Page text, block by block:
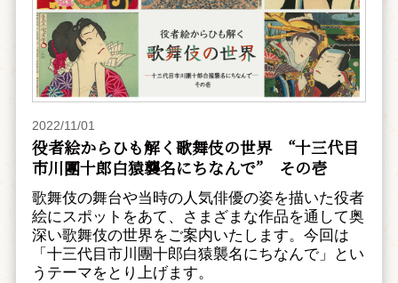
2022/11/01
役者絵からひも解く歌舞伎の世界 “十三代目
市川團十郎白猿襲名にちなんで” その壱
歌舞伎の舞台や当時の人気俳優の姿を描いた役者
絵にスポットをあて、さまざまな作品を通して奥
深い歌舞伎の世界をご案内いたします。今回は
「十三代目市川團十郎白猿襲名にちなんで」とい
うテーマをとり上げます。